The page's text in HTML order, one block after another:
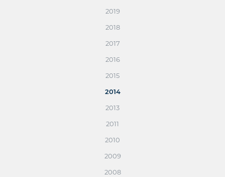
2019
2018
2017
2016
2015
2014
2013
2011
2010
2009
2008